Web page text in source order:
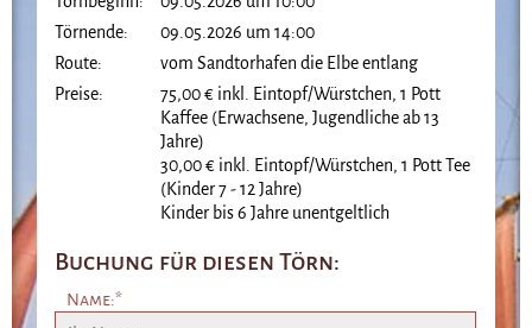
Törnende:
09.05.2026 um 14:00
Route:
vom Sandtorhafen die Elbe entlang
Preise:
75,00 € inkl. Eintopf/Würstchen, 1 Pott
Kaffee (Erwachsene, Jugendliche ab 13
Jahre)
30,00 € inkl. Eintopf/Würstchen, 1 Pott Tee
(Kinder 7 - 12 Jahre)
Kinder bis 6 Jahre unentgeltlich
Buchung für diesen Törn:
Pflichtfeld
Name:*